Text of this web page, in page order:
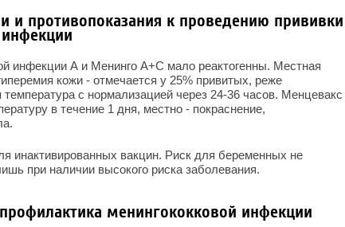
и противопоказания к проведению прививки
инфекции А и Менинго А+С мало реактогенны. Местная
кожи - отмечается у 25% привитых, реже
с нормализацией через 24-36 часов. Менцевакс
в течение 1 дня, местно - покраснение,
инактивированных вакцин. Риск для беременных не
при наличии высокого риска заболевания.
менингококковой инфекции